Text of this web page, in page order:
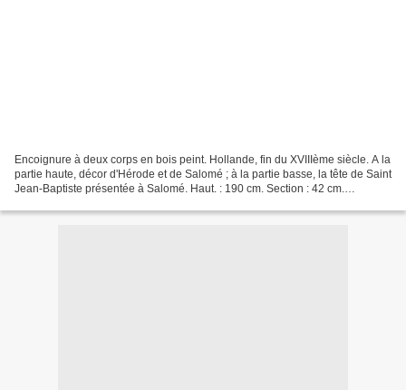
Encoignure à deux corps en bois peint. Hollande, fin du XVIIIème siècle. A la
partie haute, décor d'Hérode et de Salomé ; à la partie basse, la tête de Saint
Jean-Baptiste présentée à Salomé. Haut. : 190 cm. Section : 42 cm.